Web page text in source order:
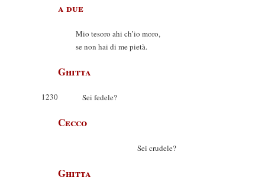
a due
Mio tesoro ahi ch’io moro,
se non hai di me pietà.
Ghitta
1230 Sei fedele?
Cecco
Sei crudele?
Ghitta